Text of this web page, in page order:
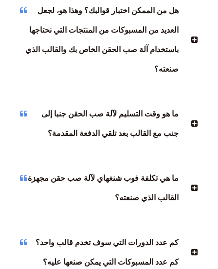
هل من الممكن اختبار قوالبك؟ وهذا هو، لجعل
العديد من المسبوكات من المنتجات التي نحتاجها
باستخدام آلة صب الحقن الخاص بك والقالب الذي
صنعته؟
ما هو وقت التسليم لآلة صب الحقن جنبا إلى
جنب مع القالب بعد تلقي الدفعة المقدمة؟
ما هي تكلفة فوب شنغهاي لآلة صب حقن مجهزة
القالب الذي صنعته؟
كم عدد الدورات التي سوف تخدم قالب واحد؟
كم عدد المسبوكات التي يمكن صنعها عليه؟